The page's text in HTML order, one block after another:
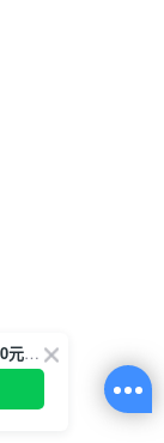
❤️加LINE好友 賺100元券！